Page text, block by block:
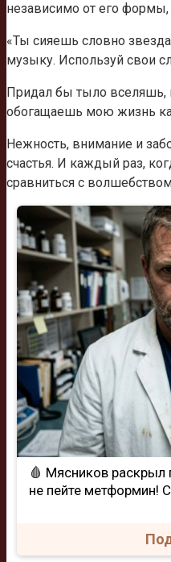
независимо от его
«Ты сияешь словно
музыку. Используй свои
Придал бы тыло вселяшь,
обогащаешь мою жизнь
Нежность, внимание и
счастья. И каждый раз,
сравниться с
🩸 Мясников раскрыл
не пейте метформин!